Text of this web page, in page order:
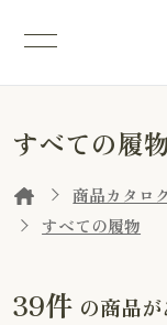
すべての履
商品カタロ
すべての履物
39件 の商品